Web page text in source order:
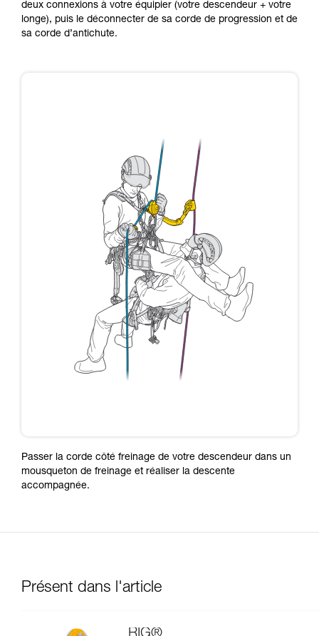
deux connexions à votre équipier (votre descendeur + votre
longe), puis le déconnecter de sa corde de progression et de
sa corde d’antichute.
Passer la corde côté freinage de votre descendeur dans un
mousqueton de freinage et réaliser la descente
accompagnée.
Présent dans l'article